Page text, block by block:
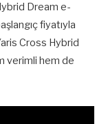
Dream e-
fiyatıyla
Cross Hybrid
verimli hem de